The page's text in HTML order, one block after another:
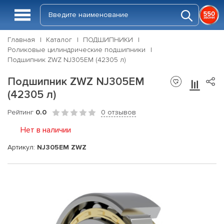
Главная Каталог
ПОДШИПНИКИ
Роликовые цилиндрические подшипники
Подшипник ZWZ NJ305EM (42305 л)
Подшипник ZWZ NJ305EM
(42305 л)
Рейтинг 0.0 0 отзывов
Нет в наличии
Артикул: NJ305EM ZWZ